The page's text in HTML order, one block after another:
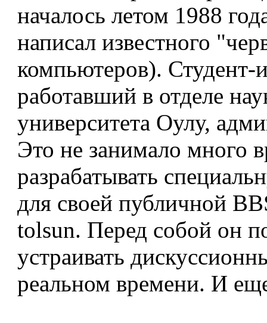
началось летом 1988
написал известного
компьютеров). Студент-
работавший в отделе
университета Оулу,
Это не занимало много
разрабатывать
для своей публичной
tolsun. Перед собой он
устраивать
реальном времени. И